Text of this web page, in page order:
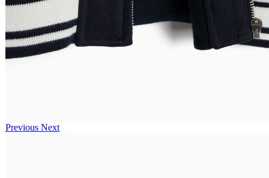
Previous Next